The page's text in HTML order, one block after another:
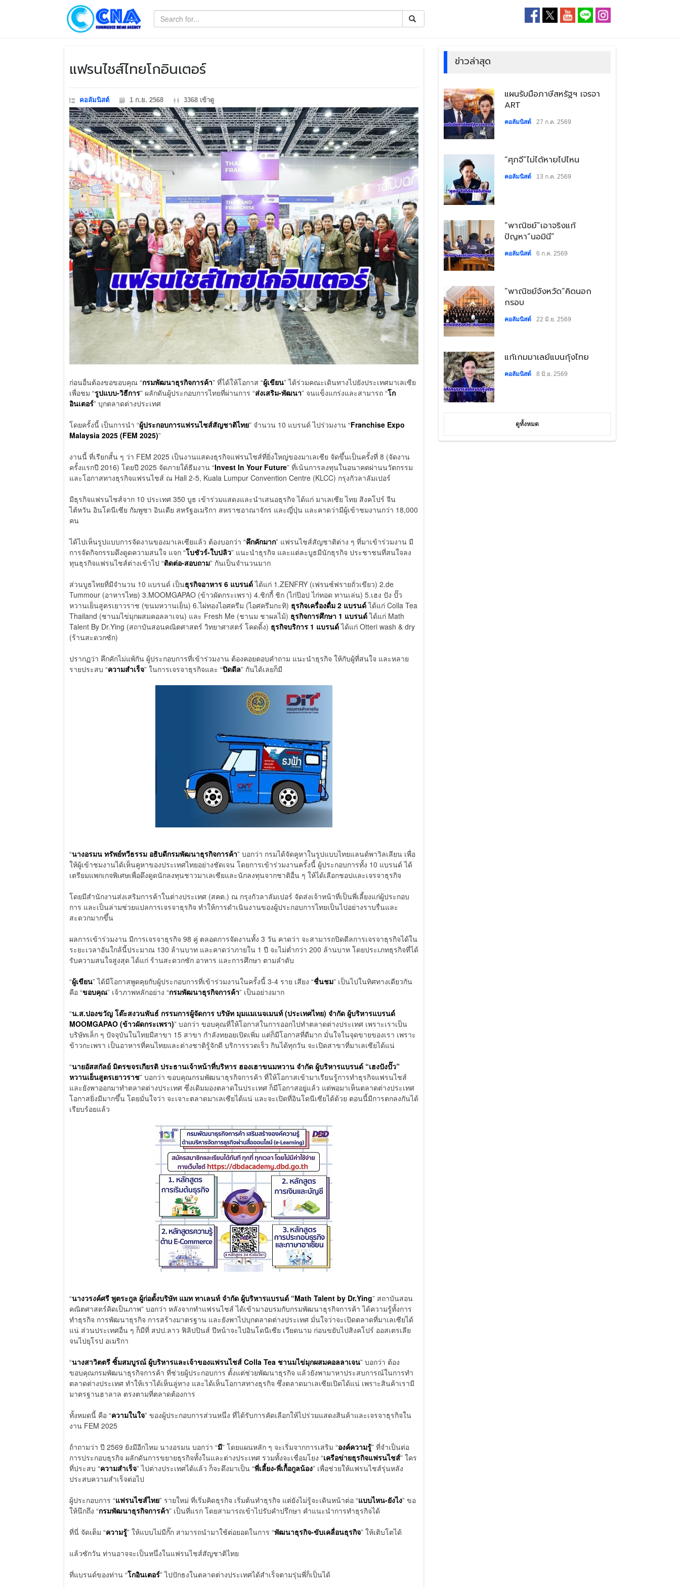
​แฟรนไชส์ไทยโกอินเตอร์
คอลัมนิสต์ 1 ก.ย. 2568 3368 เข้าดู
ก่อนอื่นต้องขอขอบคุณ “กรมพัฒนาธุรกิจการค้า” ที่ได้ให้โอกาส “ผู้เขียน” ได้ร่วมคณะเดินทางไปยังประเทศมาเลเซีย
เพื่อชม “รูปแบบ-วิธีการ” ผลักดันผู้ประกอบการไทยที่ผ่านการ “ส่งเสริม-พัฒนา” จนแข็งแกร่งและสามารถ “โก
อินเตอร์” บุกตลาดต่างประเทศ
โดยครั้งนี้ เป็นการนำ “ผู้ประกอบการแฟรนไชส์สัญชาติไทย” จำนวน 10 แบรนด์ ไปร่วมงาน “Franchise Expo
Malaysia 2025 (FEM 2025)”
งานนี้ ที่เรียกสั้น ๆ ว่า FEM 2025 เป็นงานแสดงธุรกิจแฟรนไชส์ที่ยิ่งใหญ่ของมาเลเซีย จัดขึ้นเป็นครั้งที่ 8 (จัดงาน
ครั้งแรกปี 2016) โดยปี 2025 จัดภายใต้ธีมงาน “Invest In Your Future” ที่เน้นการลงทุนในอนาคตผ่านนวัตกรรม
และโอกาสทางธุรกิจแฟรนไชส์ ณ Hall 2-5, Kuala Lumpur Convention Centre (KLCC) กรุงกัวลาลัมเปอร์
มีธุรกิจแฟรนไชส์จาก 10 ประเทศ 350 บูธ เข้าร่วมแสดงและนำเสนอธุรกิจ ได้แก่ มาเลเซีย ไทย สิงคโปร์ จีน
ไต้หวัน อินโดนีเซีย กัมพูชา อินเดีย สหรัฐอเมริกา สหราชอาณาจักร และญี่ปุ่น และคาดว่ามีผู้เข้าชมงานกว่า 18,000
คน
ได้ไปเห็นรูปแบบการจัดงานของมาเลเซียแล้ว ต้องบอกว่า “คึกคักมาก” แฟรนไชส์สัญชาติต่าง ๆ ที่มาเข้าร่วมงาน มี
การจัดกิจกรรมดึงดูดความสนใจ แจก “โบชัวร์-ใบปลิว” แนะนำธุรกิจ และแต่ละบูธมีนักธุรกิจ ประชาชนที่สนใจลง
ทุนธุรกิจแฟรนไชส์ต่างเข้าไป “ติดต่อ-สอบถาม” กันเป็นจำนวนมาก
ส่วนบูธไทยที่มีจำนวน 10 แบรนด์ เป็นธุรกิจอาหาร 6 แบรนด์ได้แก่ 1.ZENFRY (เฟรนซ์ฟรายถั่วเขียว) 2.de
Tummour (อาหารไทย) 3.MOOMGAPAO (ข้าวผัดกระเพรา) 4.ชิกกี้ ชิก (ไก่ป๊อป ไก่ทอด ทานเล่น) 5.เฮง ปัง ปั๊ว
หวานเย็นสูตรเยาวราช (ขนมหวานเย็น) 6.ไผ่ทองไอศครีม (ไอศครีมกะทิ) ธุรกิจเครื่องดื่ม 2 แบรนด์ได้แก่ Colla Tea
Thailand (ชานมไข่มุกผสมคอลลาเจน) และ Fresh Me (ชานม ชาผลไม้) ธุรกิจการศึกษา 1 แบรนด์ได้แก่ Math
Talent By Dr.Ying (สถาบันสอนคณิตศาสตร์ วิทยาศาสตร์ โคดดิ้ง) ธุรกิจบริการ 1 แบรนด์ได้แก่ Otteri wash & dry
(ร้านสะดวกซัก)
ปรากฏว่า คึกคักไม่แพ้กัน ผู้ประกอบการที่เข้าร่วมงาน ต้องคอยตอบคำถาม แนะนำธุรกิจ ให้กับผู้ที่สนใจ และหลาย
รายประสบ “ความสำเร็จ” ในการเจรจาธุรกิจและ “ปิดดีล” กันได้เลยก็มี
“นางอรมน ทรัพย์ทวีธรรม อธิบดีกรมพัฒนาธุรกิจการค้า” บอกว่า กรมได้จัดคูหาในรูปแบบไทยแลนด์พาวิลเลียน เพื่อ
ให้ผู้เข้าชมงานได้เห็นคูหาของประเทศไทยอย่างชัดเจน โดยการเข้าร่วมงานครั้งนี้ ผู้ประกอบการทั้ง 10 แบรนด์ ได้
เตรียมแพกเกจพิเศษเพื่อดึงดูดนักลงทุนชาวมาเลเซียและนักลงทุนจากชาติอื่น ๆ ให้ได้เลือกชอปและเจรจาธุรกิจ
โดยมีสำนักงานส่งเสริมการค้าในต่างประเทศ (สคต.) ณ กรุงกัวลาลัมเปอร์ จัดส่งเจ้าหน้าที่เป็นพี่เลี้ยงแก่ผู้ประกอบ
การ และเป็นล่ามช่วยแปลการเจรจาธุรกิจ ทำให้การดำเนินงานของผู้ประกอบการไทยเป็นไปอย่างราบรื่นและ
สะดวกมากขึ้น
ผลการเข้าร่วมงาน มีการเจรจาธุรกิจ 98 คู่ ตลอดการจัดงานทั้ง 3 วัน คาดว่า จะสามารถปิดดีลการเจรจาธุรกิจได้ใน
ระยะเวลาอันใกล้นี้ประมาณ 130 ล้านบาท และคาดว่าภายใน 1 ปี จะไม่ต่ำกว่า 200 ล้านบาท โดยประเภทธุรกิจที่ได้
รับความสนใจสูงสุด ได้แก่ ร้านสะดวกซัก อาหาร และการศึกษา ตามลำดับ
“ผู้เขียน” ได้มีโอกาสพูดคุยกับผู้ประกอบการที่เข้าร่วมงานในครั้งนี้ 3-4 ราย เสียง “ชื่นชม” เป็นไปในทิศทางเดียวกัน
คือ “ขอบคุณ” เจ้าภาพหลักอย่าง “กรมพัฒนาธุรกิจการค้า” เป็นอย่างมาก
“น.ส.ปองขวัญ โต๊ะสงวนพันธ์ กรรมการผู้จัดการ บริษัท มุมแมเนจเมนท์ (ประเทศไทย) จำกัด ผู้บริหารแบรนด์
MOOMGAPAO (ข้าวผัดกระเพรา)” บอกว่า ขอบคุณที่ให้โอกาสในการออกไปทำตลาดต่างประเทศ เพราะเราเป็น
บริษัทเล็ก ๆ ปัจจุบันในไทยมีสาขา 15 สาขา กำลังทยอยเปิดเพิ่ม แต่ก็มีโอกาสที่ดีมาก มั่นใจในจุดขายของเรา เพราะ
ข้าวกะเพรา เป็นอาหารที่คนไทยและต่างชาติรู้จักดี บริการรวดเร็ว กินได้ทุกวัน จะเปิดสาขาที่มาเลเซียได้แน่
“นายอัสสกัลย์ มิตรขจรเกียรติ ประธานเจ้าหน้าที่บริหาร ฮองเฮาขนมหวาน จำกัด ผู้บริหารแบรนด์ “เฮงปังปั๊ว”
หวานเย็นสูตรเยาวราช” บอกว่า ขอบคุณกรมพัฒนาธุรกิจการค้า ที่ให้โอกาสเข้ามาเรียนรู้การทำธุรกิจแฟรนไชส์
และยังพาออกมาทำตลาดต่างประเทศ ซึ่งเดิมมองตลาดในประเทศ ก็มีโอกาสอยู่แล้ว แต่พอมาเห็นตลาดต่างประเทศ
โอกาสยิ่งมีมากขึ้น โดยมั่นใจว่า จะเจาะตลาดมาเลเซียได้แน่ และจะเปิดที่อินโดนีเซียได้ด้วย ตอนนี้มีการตกลงกันได้
เรียบร้อยแล้ว
“นางวรงค์ศรี พูตระกูล ผู้ก่อตั้งบริษัท แมท ทาเลนท์ จำกัด ผู้บริหารแบรนด์ “Math Talent by Dr.Ying” สถาบันสอน
คณิตศาสตร์คิดเป็นภาพ” บอกว่า หลังจากทำแฟรนไชส์ ได้เข้ามาอบรมกับกรมพัฒนาธุรกิจการค้า ได้ความรู้ทั้งการ
ทำธุรกิจ การพัฒนาธุรกิจ การสร้างมาตรฐาน และยังพาไปบุกตลาดต่างประเทศ มั่นใจว่าจะเปิดตลาดที่มาเลเซียได้
แน่ ส่วนประเทศอื่น ๆ ก็มีที่ สปป.ลาว ฟิลิปปินส์ ปีหน้าจะไปอินโดนีเซีย เวียดนาม ก่อนขยับไปสิงคโปร์ ออสเตรเลีย
จนไปยุโรป อเมริกา
“นางสาวิตตรี ซิ้มสมบูรณ์ ผู้บริหารและเจ้าของแฟรนไชส์ Colla Tea ชานมไข่มุกผสมคอลลาเจน” บอกว่า ต้อง
ขอบคุณกรมพัฒนาธุรกิจการค้า ที่ช่วยผู้ประกอบการ ตั้งแต่ช่วยพัฒนาธุรกิจ แล้วยังพามาหาประสบการณ์ในการทำ
ตลาดต่างประเทศ ทำให้เราได้เห็นลู่ทาง และได้เห็นโอกาสทางธุรกิจ ซึ่งตลาดมาเลเซียเปิดได้แน่ เพราะสินค้าเรามี
มาตรฐานฮาลาล ตรงตามที่ตลาดต้องการ
ทั้งหมดนี้ คือ “ความในใจ” ของผู้ประกอบการส่วนหนึ่ง ที่ได้รับการคัดเลือกให้ไปร่วมแสดงสินค้าและเจรจาธุรกิจใน
งาน FEM 2025
ถ้าถามว่า ปี 2569 ยังมีอีกไหม นางอรมน บอกว่า “มี” โดยแผนหลัก ๆ จะเริ่มจากการเสริม “องค์ความรู้” ที่จำเป็นต่อ
การประกอบธุรกิจ ผลักดันการขยายธุรกิจทั้งในและต่างประเทศ รวมทั้งจะเชื่อมโยง “เครือข่ายธุรกิจแฟรนไชส์” ใคร
ที่ประสบ “ความสำเร็จ” ไปต่างประเทศได้แล้ว ก็จะดึงมาเป็น “พี่เลี้ยง-พี่เกื้อกูลน้อง” เพื่อช่วยให้แฟรนไชส์รุ่นหลัง
ประสบความสำเร็จต่อไป
ผู้ประกอบการ “แฟรนไชส์ไทย” รายใหม่ ที่เริ่มคิดธุรกิจ เริ่มต้นทำธุรกิจ แต่ยังไม่รู้จะเดินหน้าต่อ “แบบไหน-ยังไง” ขอ
ให้นึกถึง “กรมพัฒนาธุรกิจการค้า” เป็นที่แรก โดยสามารถเข้าไปรับคำปรึกษา คำแนะนำการทำธุรกิจได้
ที่นี่ จัดเต็ม “ความรู้” ให้แบบไม่มีกั๊ก สามารถนำมาใช้ต่อยอดในการ “พัฒนาธุรกิจ-ขับเคลื่อนธุรกิจ” ให้เติบโตได้
แล้วซักวัน ท่านอาจจะเป็นหนึ่งในแฟรนไชส์สัญชาติไทย
ที่แบรนด์ของท่าน “โกอินเตอร์” ไปปักธงในตลาดต่างประเทศได้สำเร็จตามรุ่นพี่ก็เป็นได้
ข่าวล่าสุด
​แผนรับมือภาษีสหรัฐฯ เจรจา
ART
คอลัมนิสต์ 27 ก.ค. 2569
​“ศุภจี”ไม่ได้หายไปไหน
คอลัมนิสต์ 13 ก.ค. 2569
​“พาณิชย์”เอาจริงแก้
ปัญหา“นอมินี”
คอลัมนิสต์ 6 ก.ค. 2569
​“พาณิชย์จังหวัด”คิดนอก
กรอบ
คอลัมนิสต์ 22 มิ.ย. 2569
​แก้เกมมาเลย์แบนกุ้งไทย
คอลัมนิสต์ 8 มิ.ย. 2569
ดูทั้งหมด